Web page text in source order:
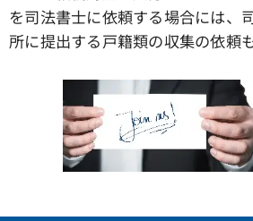
を司法書士に依頼する場合には、
所に提出する戸籍類の収集の依頼も